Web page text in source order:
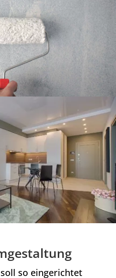
so eingerichtet